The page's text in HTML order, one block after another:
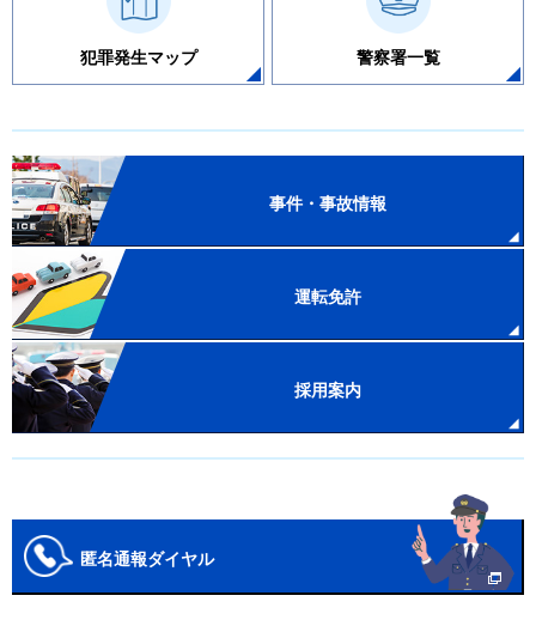
犯罪発生マップ 警察署一覧
事件・事故情報
運転免許
採用案内
匿名通報ダイヤル